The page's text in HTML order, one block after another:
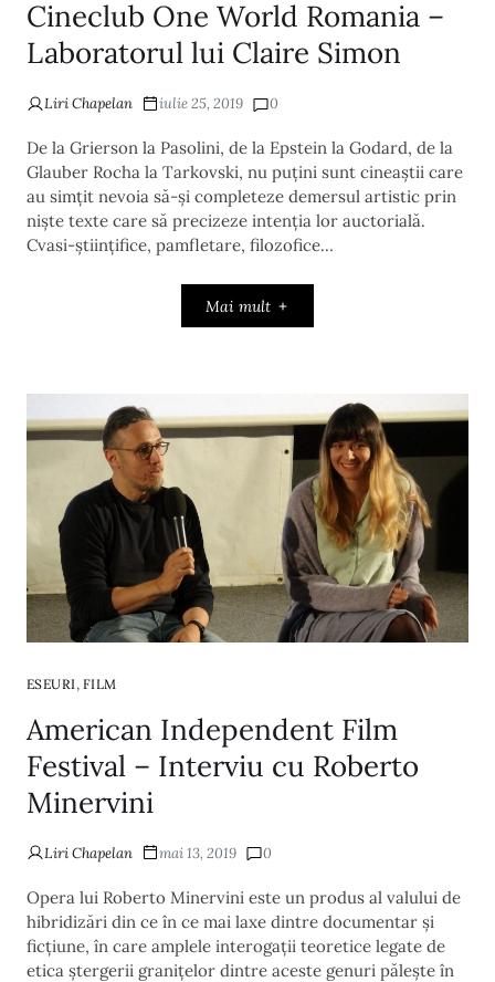
Cineclub One World Romania –
Laboratorul lui Claire Simon
Liri Chapelan iulie 25, 2019 0
De la Grierson la Pasolini, de la Epstein la Godard, de la
Glauber Rocha la Tarkovski, nu puțini sunt cineaștii care
au simțit nevoia să-și completeze demersul artistic prin
niște texte care să precizeze intenția lor auctorială.
Cvasi-științifice, pamfletare, filozofice…
Mai mult
ESEURI, FILM
American Independent Film
Festival – Interviu cu Roberto
Minervini
Liri Chapelan mai 13, 2019 0
Opera lui Roberto Minervini este un produs al valului de
hibridizări din ce în ce mai laxe dintre documentar și
ficțiune, în care amplele interogații teoretice legate de
etica ștergerii granițelor dintre aceste genuri pălește în